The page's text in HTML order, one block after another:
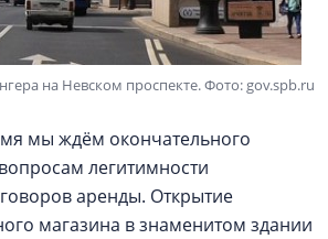
на Невском проспекте. Фото: gov.spb.ru
мы ждём окончательного
легитимности
аренды. Открытие
магазина в знаменитом здании